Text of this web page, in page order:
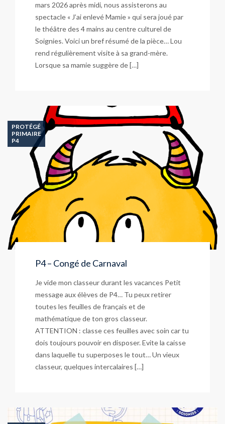
mars 2026 après midi, nous assisterons au
spectacle « J’ai enlevé Mamie » qui sera joué par
le théâtre des 4 mains au centre culturel de
Soignies. Voici un bref résumé de la pièce… Lou
rend régulièrement visite à sa grand-mère.
Lorsque sa mamie suggère de […]
PROTÉGÉ
PRIMAIRE
P4
P4 – Congé de Carnaval
Je vide mon classeur durant les vacances Petit
message aux élèves de P4… Tu peux retirer
toutes les feuilles de français et de
mathématique de ton gros classeur.
ATTENTION : classe ces feuilles avec soin car tu
dois toujours pouvoir en disposer. Evite la caisse
dans laquelle tu superposes le tout… Un vieux
classeur, quelques intercalaires […]